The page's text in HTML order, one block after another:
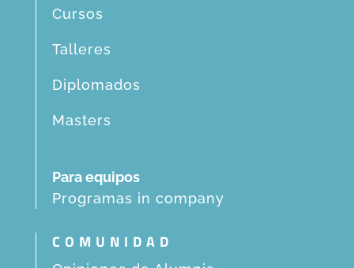
Cursos
Talleres
Diplomados
Masters
Para equipos
Programas in company
COMUNIDAD